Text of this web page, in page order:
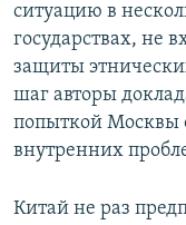
ситуацию в
государствах, не
защиты
шаг авторы
попыткой Москвы
внутренних
Китай не раз